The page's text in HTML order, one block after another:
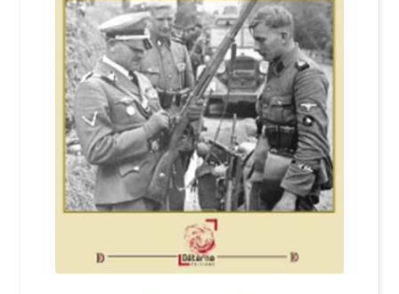
Nous Contacter
Panier
Politique de confidentialité et cookies
Qui sommes-nous ?
Soutien à Philippe Randa
Suivi de la Commande